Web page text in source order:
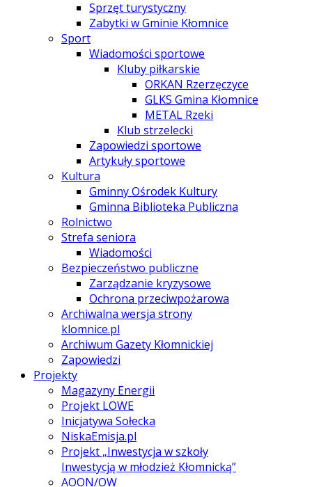
Sprzęt turystyczny
Zabytki w Gminie Kłomnice
Sport
Wiadomości sportowe
Kluby piłkarskie
ORKAN Rzerzęczyce
GLKS Gmina Kłomnice
METAL Rzeki
Klub strzelecki
Zapowiedzi sportowe
Artykuły sportowe
Kultura
Gminny Ośrodek Kultury
Gminna Biblioteka Publiczna
Rolnictwo
Strefa seniora
Wiadomości
Bezpieczeństwo publiczne
Zarządzanie kryzysowe
Ochrona przeciwpożarowa
Archiwalna wersja strony
klomnice.pl
Archiwum Gazety Kłomnickiej
Zapowiedzi
Projekty
Magazyny Energii
Projekt LOWE
Inicjatywa Sołecka
NiskaEmisja.pl
Projekt „Inwestycja w szkoły
Inwestycją w młodzież Kłomnicką”
AOON/OW